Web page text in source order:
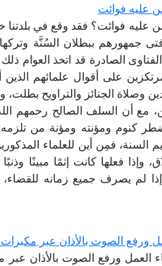
عليه فوائت
فوائت؟ فقد وقع في بلدتنا
جمهورهم ببطلان السُنَّة
الصادرة قد اتخذ العوام
مرتكزين على أقوال علمائهم
وصلاة الجنائز والتراويح بطلت،
مع أن السلف الصالح رحمهم
كنوم ومؤنته ومؤنة من
السنة، فمِن أين للعلماء
وإذا فعلها كانت إثمًا مبينًا
لم يصرف جميع زمانه للقضاء،
ورفع الصوت بالأذان عبر
العمل ورفع الصوت بالأذان